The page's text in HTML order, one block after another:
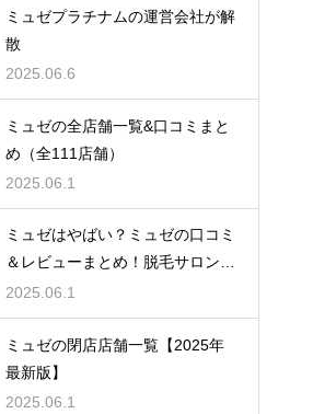
ミュゼプラチナムの運営会社が解
散
2025.06.6
ミュゼの全店舗一覧&口コミまと
め（全111店舗）
2025.06.1
ミュゼはやばい？ミュゼの口コミ
＆レビューまとめ！脱毛サロン
「ミュゼプラチナム」のレビュー
＆評価の真実とは？【各店舗口コ
ミ一覧】
2025.06.1
ミュゼの閉店店舗一覧【2025年
最新版】
2025.06.1